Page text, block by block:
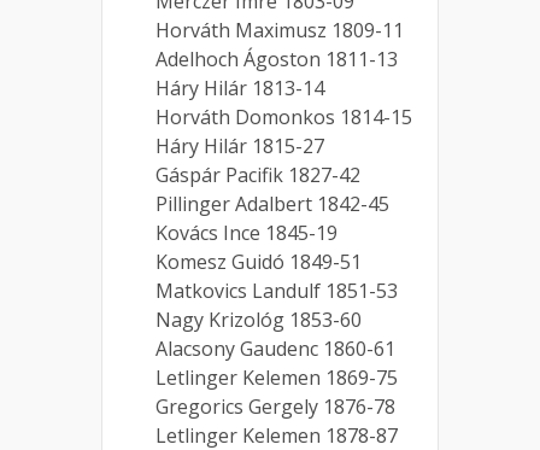
Horváth Maximusz 1809-11
Adelhoch Ágoston 1811-13
Háry Hilár 1813-14
Horváth Domonkos 1814-15
Háry Hilár 1815-27
Gáspár Pacifik 1827-42
Pillinger Adalbert 1842-45
Kovács Ince 1845-19
Komesz Guidó 1849-51
Matkovics Landulf 1851-53
Nagy Krizológ 1853-60
Alacsony Gaudenc 1860-61
Letlinger Kelemen 1869-75
Gregorics Gergely 1876-78
Letlinger Kelemen 1878-87